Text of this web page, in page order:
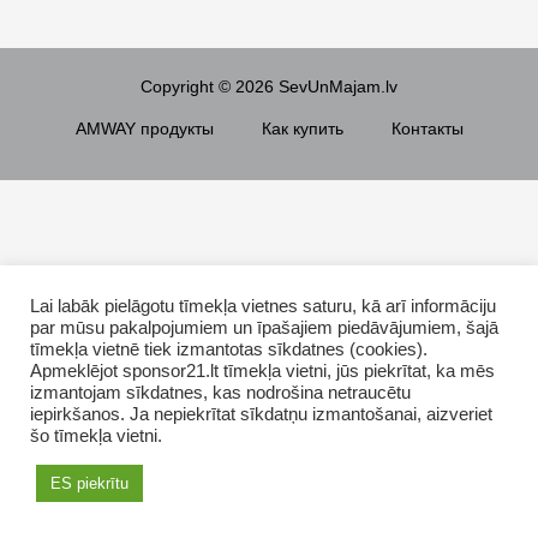
Copyright © 2026 SevUnMajam.lv
AMWAY продукты Как купить Контакты
Lai labāk pielāgotu tīmekļa vietnes saturu, kā arī informāciju
par mūsu pakalpojumiem un īpašajiem piedāvājumiem, šajā
tīmekļa vietnē tiek izmantotas sīkdatnes (cookies).
Apmeklējot sponsor21.lt tīmekļa vietni, jūs piekrītat, ka mēs
izmantojam sīkdatnes, kas nodrošina netraucētu
iepirkšanos. Ja nepiekrītat sīkdatņu izmantošanai, aizveriet
šo tīmekļa vietni.
ES piekrītu